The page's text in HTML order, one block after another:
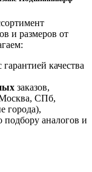
и размеров от
гарантией качества
заказов,
СПб,
города),
подбору аналогов и